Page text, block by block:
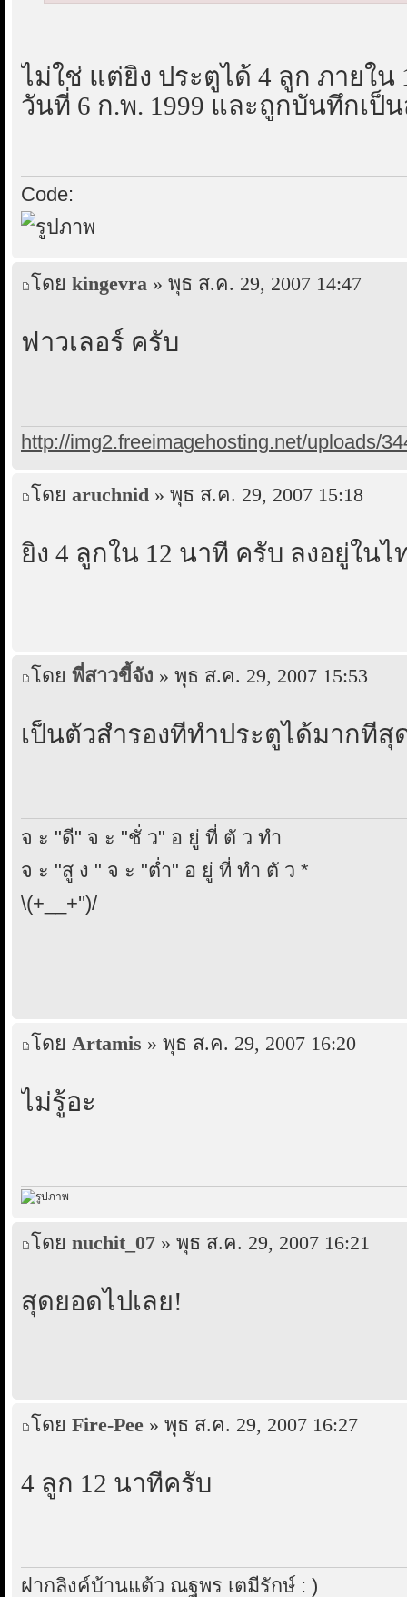
ไม่ใช่ แต่ยิง ประตูได้ 4 ลูก ภายใน
วันที่ 6 ก.พ. 1999 และถูกบันทึกเป็
Code:
โดย kingevra » พุธ ส.ค. 29, 2007 14:47
ฟาวเลอร์ ครับ
http://img2.freeimagehosting.net/uploads/
โดย aruchnid » พุธ ส.ค. 29, 2007 15:18
ยิง 4 ลูกใน 12 นาที ครับ ลงอยู่ใน
โดย พี่สาวขี้จัง » พุธ ส.ค. 29, 2007 15:53
เป็นตัวสำรองที่ทำประตูได้มากที่สุ
จ ะ "ดี" จ ะ "ชั่ ว" อ ยู่ ที่ ตั ว ทำ
จ ะ "สู ง " จ ะ "ต่ำ" อ ยู่ ที่ ทำ ตั ว *
\(+__+'')/
โดย Artamis » พุธ ส.ค. 29, 2007 16:20
ไม่รู้อะ
โดย nuchit_07 » พุธ ส.ค. 29, 2007 16:21
สุดยอดไปเลย!
โดย Fire-Pee » พุธ ส.ค. 29, 2007 16:27
4 ลูก 12 นาทีครับ
ฝากลิงค์บ้านแต้ว ณฐพร เตมีรักษ์ : )